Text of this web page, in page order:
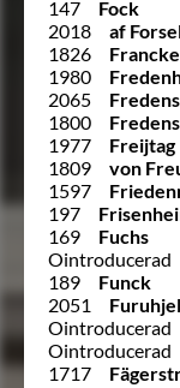
147
Fock
2018
af
1826
1980
2065
1800
1977
Freijtag
1809
von
1597
197
169
Fuchs
Ointroducerad
189
Funck
2051
Ointroducerad
Ointroducerad
1717